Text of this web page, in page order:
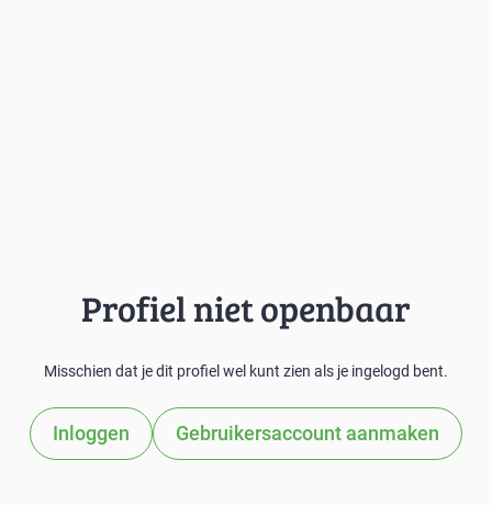
Profiel niet openbaar
Misschien dat je dit profiel wel kunt zien als je ingelogd bent.
Inloggen Gebruikersaccount aanmaken